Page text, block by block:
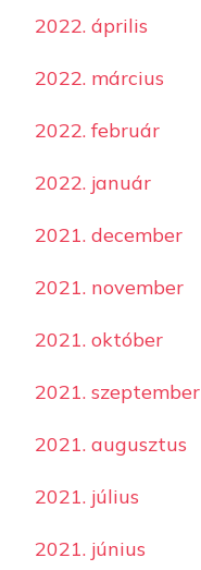
2022. április
2022. március
2022. február
2022. január
2021. december
2021. november
2021. október
2021. szeptember
2021. augusztus
2021. július
2021. június